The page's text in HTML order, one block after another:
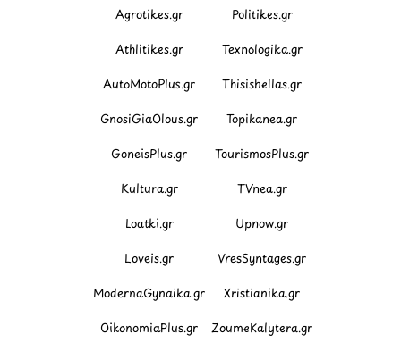
Agrotikes.gr Politikes.gr
Athlitikes.gr Texnologika.gr
AutoMotoPlus.gr Thisishellas.gr
GnosiGiaOlous.gr Topikanea.gr
GoneisPlus.gr TourismosPlus.gr
Kultura.gr TVnea.gr
Loatki.gr Upnow.gr
Loveis.gr VresSyntages.gr
ModernaGynaika.gr Xristianika.gr
OikonomiaPlus.gr ZoumeKalytera.gr